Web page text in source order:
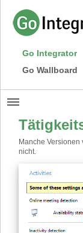
Go Integrator
Go Wallboard
Manche
nicht.